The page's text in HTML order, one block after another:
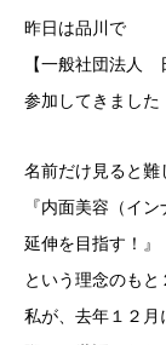
昨日は品川で
【一般社団法人
参加してきました
名前だけ見ると難
『内面美容（イ
延伸を目指す！』
という理念のもと
私が、去年１２月